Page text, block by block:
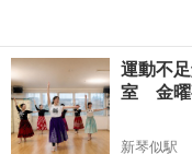
運動不
室 金曜
新琴似駅